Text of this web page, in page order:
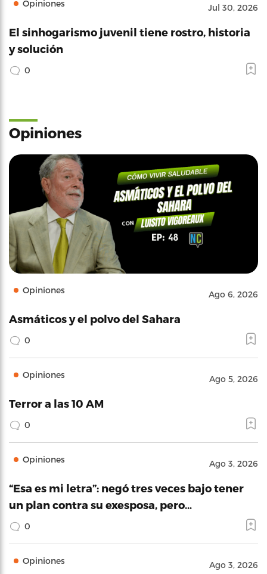
Opiniones Jul 30, 2026
El sinhogarismo juvenil tiene rostro, historia
y solución
0
Opiniones
Opiniones Ago 6, 2026
Asmáticos y el polvo del Sahara
0
Opiniones Ago 5, 2026
Terror a las 10 AM
0
Opiniones Ago 3, 2026
“Esa es mi letra”: negó tres veces bajo tener
un plan contra su exesposa, pero…
0
Opiniones Ago 3, 2026